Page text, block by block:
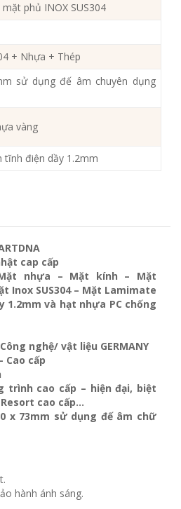
phủ INOX SUS304
+ Nhựa + Thép
sử dụng đế âm chuyên dụng
vàng
tĩnh điện dầy 1.2mm
cap cấp
nhựa – Mặt kính – Mặt
Inox SUS304 – Mặt Lamimate
1.2mm và hạt nhựa PC chống
nghệ/ vật liệu GERMANY
Cao cấp
trình cao cấp – hiện đại, biệt
cao cấp…
x 73mm sử dụng đế âm chữ
hành ánh sáng.